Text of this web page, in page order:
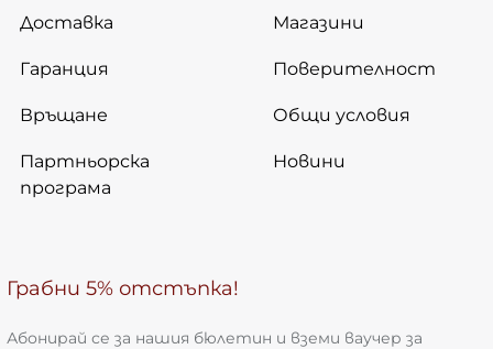
Доставка
Гаранция
Връщане
Партньорска
програма
Магазини
Поверителност
Общи условия
Новини
Грабни 5% отстъпка!
Абонирай се за нашия бюлетин и вземи ваучер за